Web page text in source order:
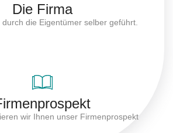
Die Firma
die Eigentümer selber geführt.
wir Ihnen unser Firmenprospekt